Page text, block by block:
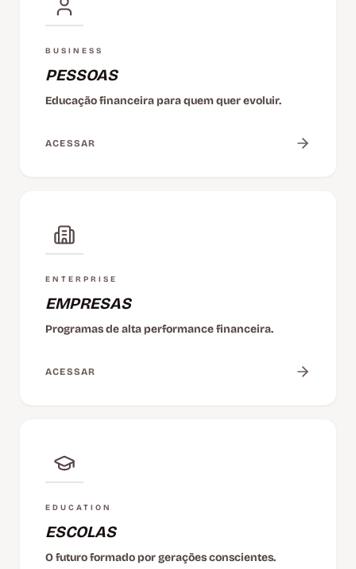
BUSINESS
PESSOAS
Educação financeira para quem quer evoluir.
ACESSAR
ENTERPRISE
EMPRESAS
Programas de alta performance financeira.
ACESSAR
EDUCATION
ESCOLAS
O futuro formado por gerações conscientes.